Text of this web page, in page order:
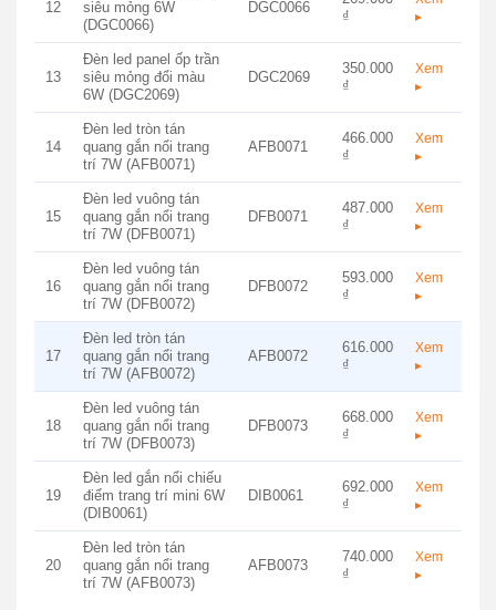
12
siêu mỏng 6W
(DGC0066)
DGC0066
₫
▸
13
Đèn led panel ốp trần
siêu mỏng đổi màu
6W (DGC2069)
DGC2069
350.000
₫
Xem
▸
14
Đèn led tròn tán
quang gắn nổi trang
trí 7W (AFB0071)
AFB0071
466.000
₫
Xem
▸
15
Đèn led vuông tán
quang gắn nổi trang
trí 7W (DFB0071)
DFB0071
487.000
₫
Xem
▸
16
Đèn led vuông tán
quang gắn nổi trang
trí 7W (DFB0072)
DFB0072
593.000
₫
Xem
▸
17
Đèn led tròn tán
quang gắn nổi trang
trí 7W (AFB0072)
AFB0072
616.000
₫
Xem
▸
18
Đèn led vuông tán
quang gắn nổi trang
trí 7W (DFB0073)
DFB0073
668.000
₫
Xem
▸
19
Đèn led gắn nổi chiếu
điểm trang trí mini 6W
(DIB0061)
DIB0061
692.000
₫
Xem
▸
20
Đèn led tròn tán
quang gắn nổi trang
trí 7W (AFB0073)
AFB0073
740.000
₫
Xem
▸